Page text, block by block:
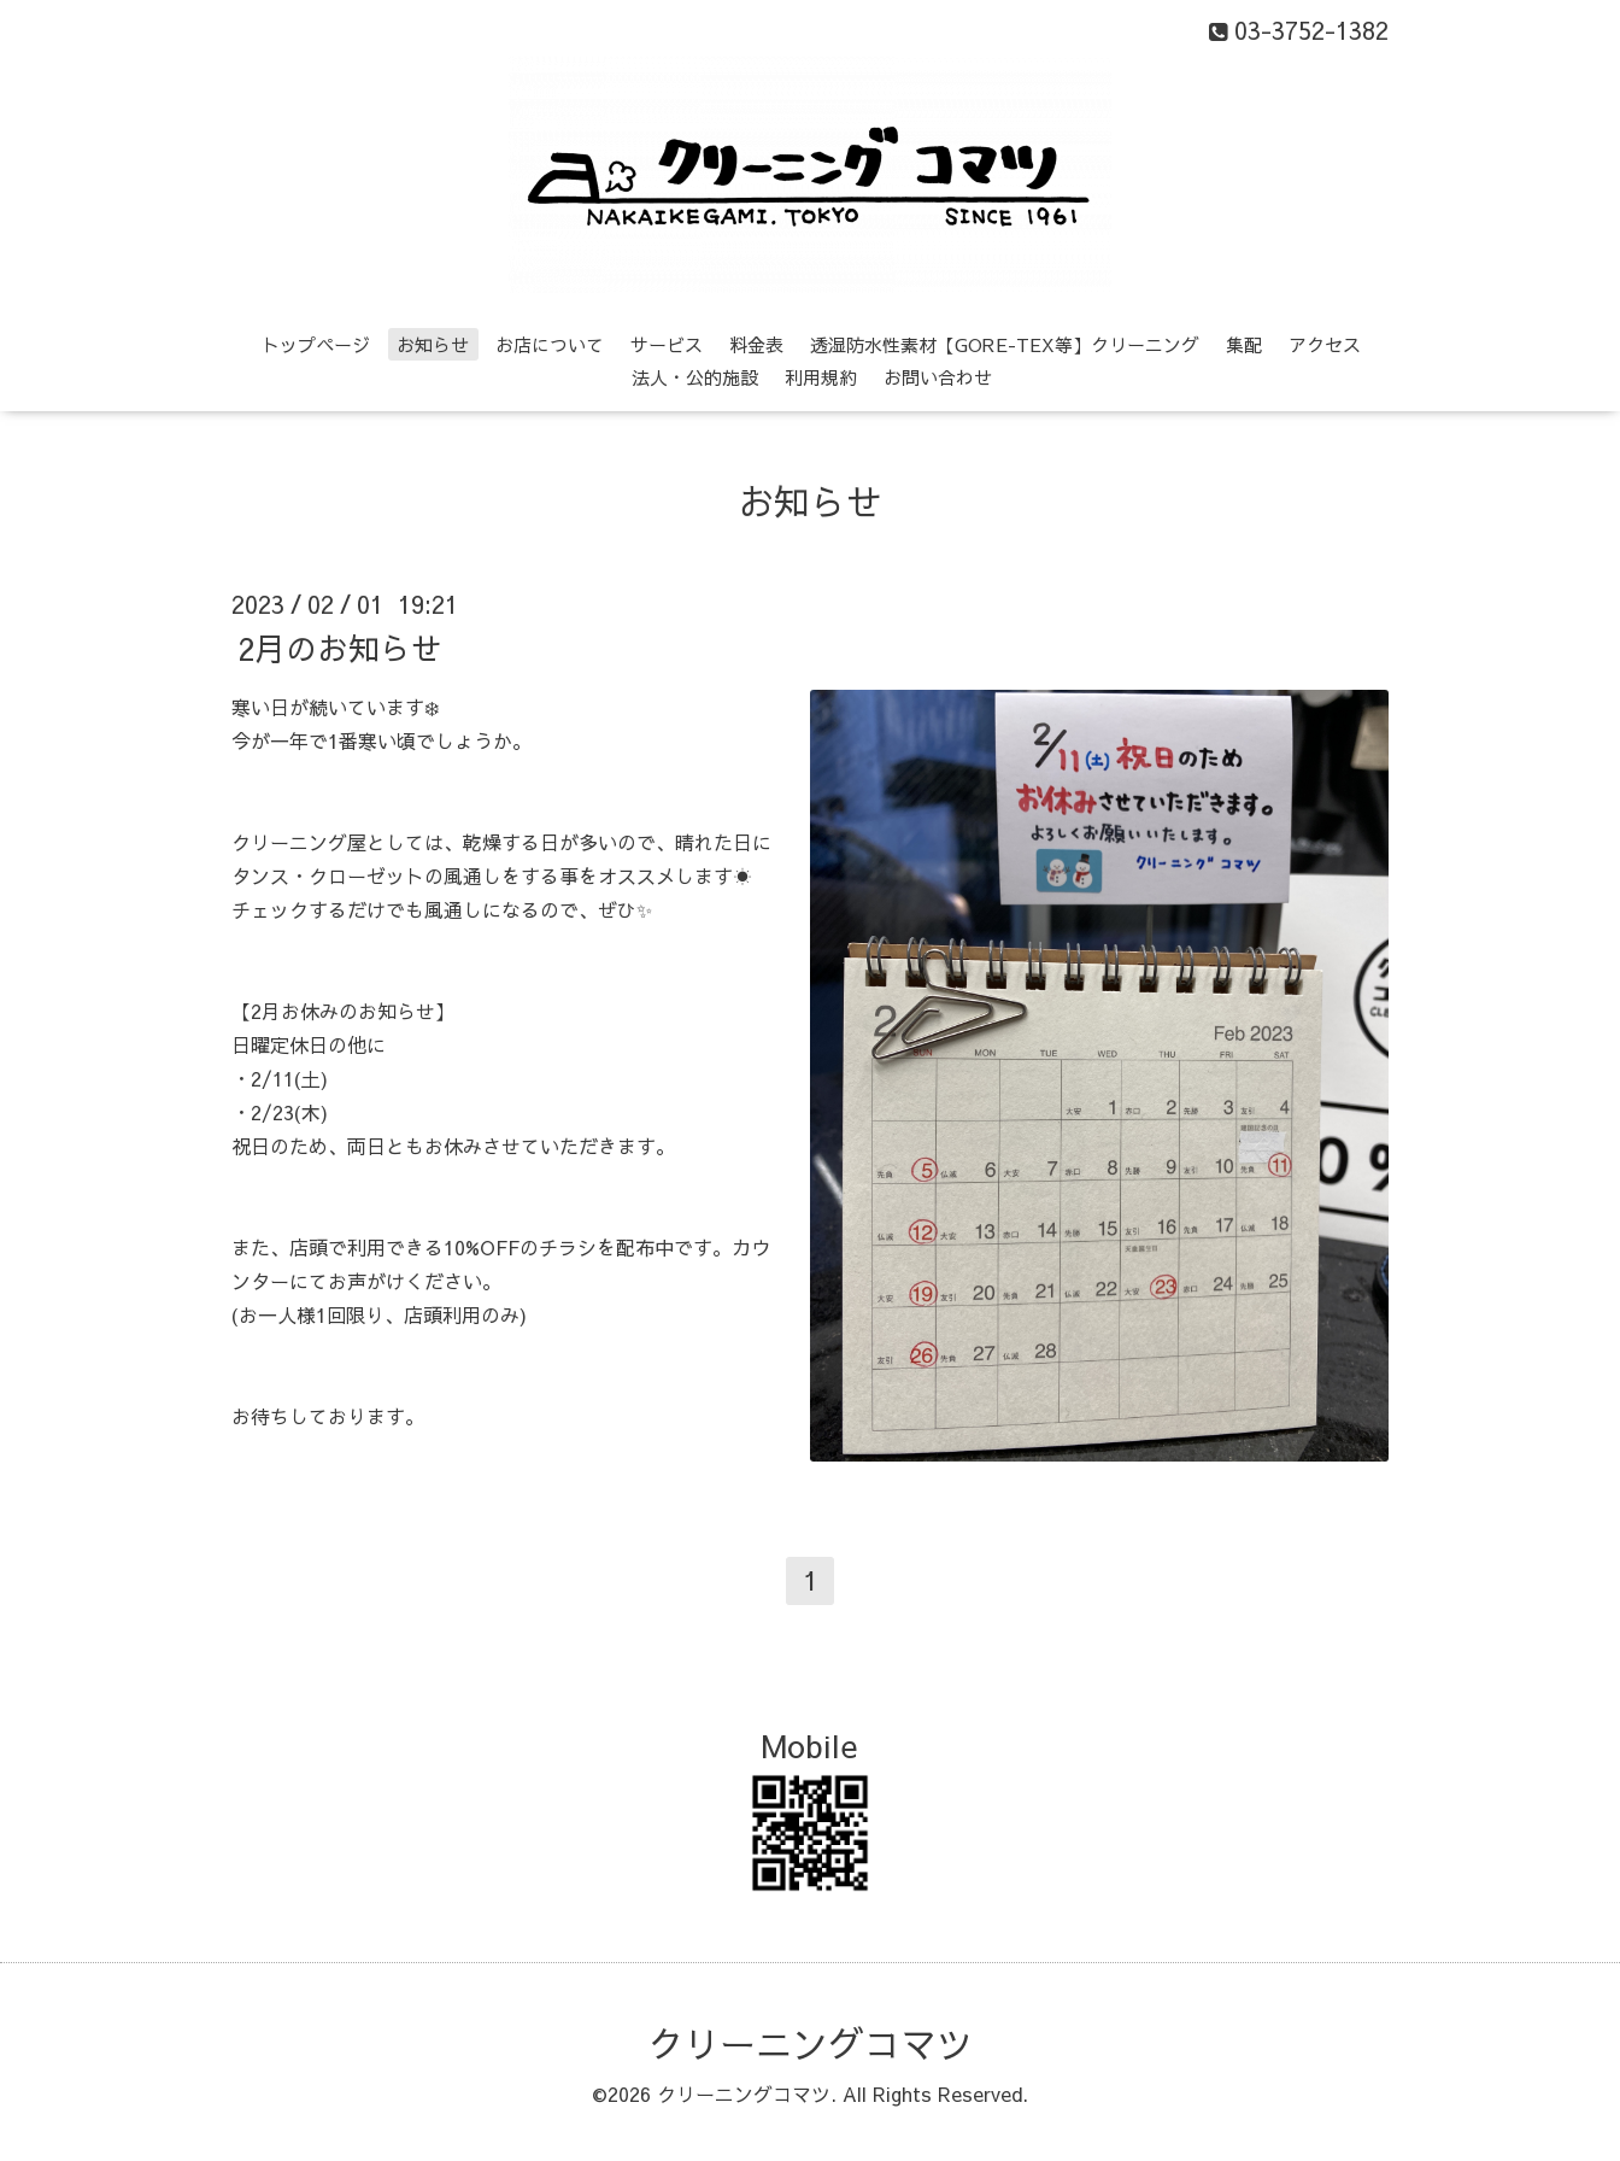
03-3752-1382
トップページ お知らせ お店について サービス 料金表 透湿防水性素材【GORE-TEX等】クリーニング 集配
アクセス
法人・公的施設
利用規約 お問い合わせ
お知らせ
2023 / 02 / 01 19:21
2月のお知らせ
寒い日が続いています❄️
今が一年で1番寒い頃でしょうか。
クリーニング屋としては、乾燥する日が多いので、晴れた日に
タンス・クローゼットの風通しをする事をオススメします☀️
チェックするだけでも風通しになるので、ぜひ✨
【2月お休みのお知らせ】
日曜定休日の他に
・2/11(土)
・2/23(木)
祝日のため、両日ともお休みさせていただきます。
また、店頭で利用できる10%OFFのチラシを配布中です。カウ
ンターにてお声がけください。
(お一人様1回限り、店頭利用のみ)
お待ちしております。
1
Mobile
クリーニングコマツ
©2026 クリーニングコマツ. All Rights Reserved.